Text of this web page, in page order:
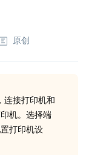
原创
连接打印机和
机。选择端
打印机设